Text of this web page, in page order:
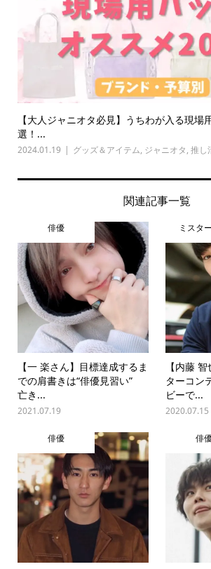
【大人ジャニオタ必見】うちわが入る現場
選！...
2024.01.19 グッズ＆アイテム, ジャニオタ, 推し
関連記事一覧
俳優
【一 楽さん】目標達成するま
での肩書きは“俳優見習い”
亡き...
2021.07.19
ミスタ
【内藤
ターコン
ビーで...
2020.07.15
俳優 俳